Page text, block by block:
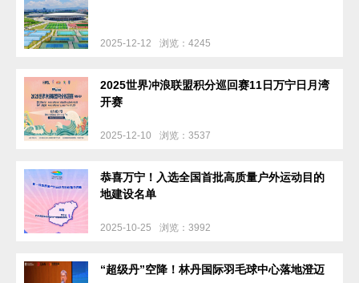
2025-12-12 浏览：4245
2025世界冲浪联盟积分巡回赛11日万宁日月湾
开赛
2025-12-10 浏览：3537
恭喜万宁！入选全国首批高质量户外运动目的
地建设名单
2025-10-25 浏览：3992
“超级丹”空降！林丹国际羽毛球中心落地澄迈